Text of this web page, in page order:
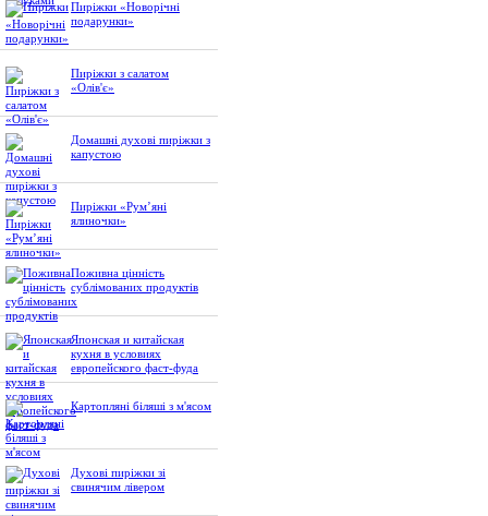
Пиріжки «Новорічні
подарунки»
Пиріжки з салатом
«Олів'є»
Домашні духові пиріжки з
капустою
Пиріжки «Рум’яні
ялиночки»
Поживна цінність
сублімованих продуктів
Японская и китайская
кухня в условиях
европейского фаст-фуда
Картопляні біляші з м'ясом
Духові пиріжки зі
свинячим лівером